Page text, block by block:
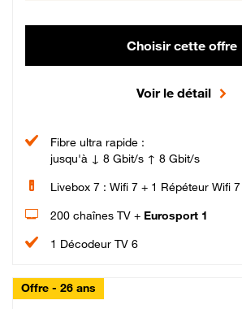
Choisir cette offre
Voir le détail
Fibre ultra rapide :
jusqu'à ↓ 8 Gbit/s ↑ 8 Gbit/s
Livebox 7 : Wifi 7 + 1 Répéteur Wifi 7
200 chaînes TV + Eurosport 1
1 Décodeur TV 6
Offre - 26 ans